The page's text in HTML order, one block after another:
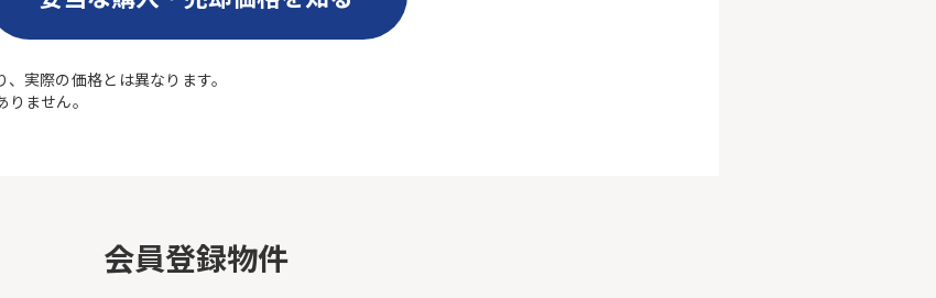
実際の価格とは異なります。
ません。
会員登録物件